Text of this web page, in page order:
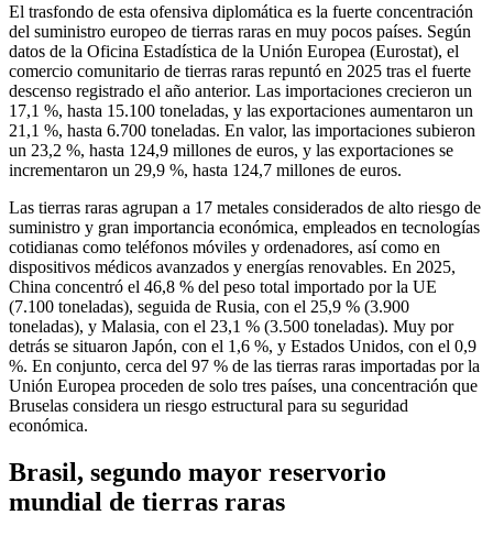
El trasfondo de esta ofensiva diplomática es la fuerte concentración
del suministro europeo de tierras raras en muy pocos países. Según
datos de la Oficina Estadística de la Unión Europea (Eurostat), el
comercio comunitario de tierras raras repuntó en 2025 tras el fuerte
descenso registrado el año anterior. Las importaciones crecieron un
17,1 %, hasta 15.100 toneladas, y las exportaciones aumentaron un
21,1 %, hasta 6.700 toneladas. En valor, las importaciones subieron
un 23,2 %, hasta 124,9 millones de euros, y las exportaciones se
incrementaron un 29,9 %, hasta 124,7 millones de euros.
Las tierras raras agrupan a 17 metales considerados de alto riesgo de
suministro y gran importancia económica, empleados en tecnologías
cotidianas como teléfonos móviles y ordenadores, así como en
dispositivos médicos avanzados y energías renovables. En 2025,
China concentró el 46,8 % del peso total importado por la UE
(7.100 toneladas), seguida de Rusia, con el 25,9 % (3.900
toneladas), y Malasia, con el 23,1 % (3.500 toneladas). Muy por
detrás se situaron Japón, con el 1,6 %, y Estados Unidos, con el 0,9
%. En conjunto, cerca del 97 % de las tierras raras importadas por la
Unión Europea proceden de solo tres países, una concentración que
Bruselas considera un riesgo estructural para su seguridad
económica.
Brasil, segundo mayor reservorio
mundial de tierras raras